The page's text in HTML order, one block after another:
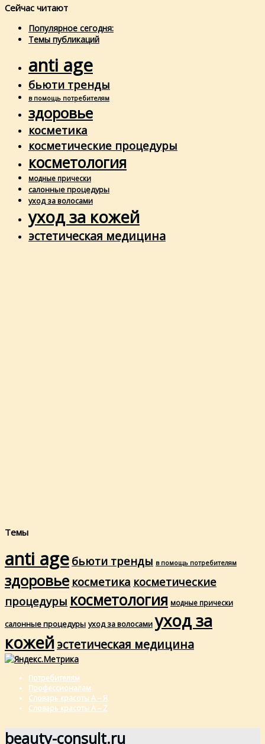
Сейчас читают
Популярное сегодня:
Темы публикаций
anti age
бьюти тренды
в помощь потребителям
здоровье
косметика
косметические процедуры
косметология
модные прически
салонные процедуры
уход за волосами
уход за кожей
эстетическая медицина
Темы
anti age бьюти тренды в помощь потребителям
здоровье косметика косметические
процедуры косметология модные прически
салонные процедуры уход за волосами уход за
кожейэстетическая медицина
Потребителям
Профессионалам
Словарь красоты А – Я
Словарь красоты A – Z
beauty-consult.ru